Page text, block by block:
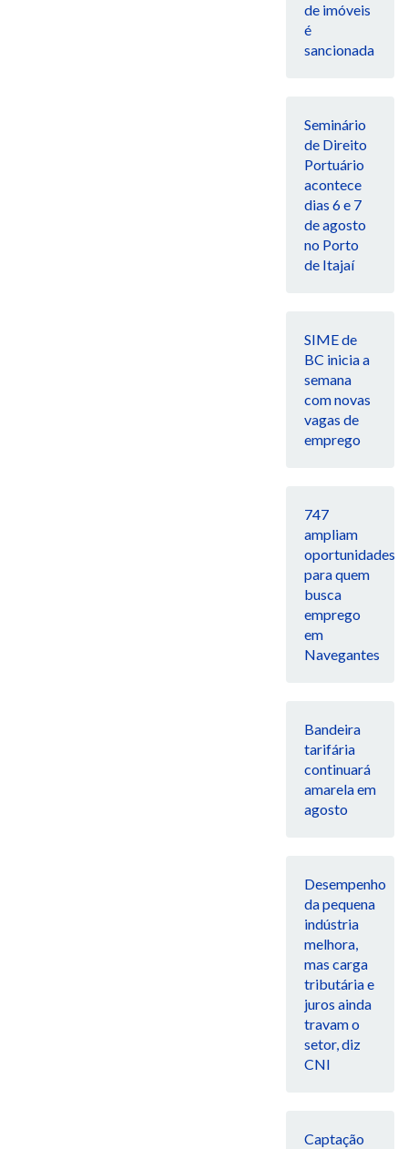
de imóveis
é
sancionada
Seminário
de Direito
Portuário
acontece
dias 6 e 7
de agosto
no Porto
de Itajaí
SIME de
BC inicia a
semana
com novas
vagas de
emprego
747
ampliam
oportunidades
para quem
busca
emprego
em
Navegantes
Bandeira
tarifária
continuará
amarela em
agosto
Desempenho
da pequena
indústria
melhora,
mas carga
tributária e
juros ainda
travam o
setor, diz
CNI
Captação